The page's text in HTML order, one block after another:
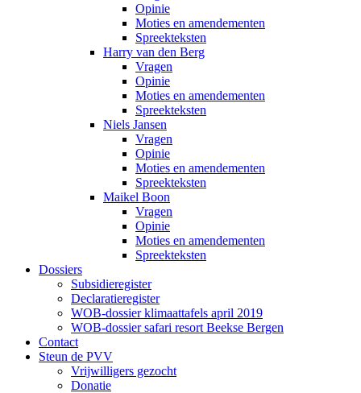
Opinie
Moties en amendementen
Spreekteksten
Harry van den Berg
Vragen
Opinie
Moties en amendementen
Spreekteksten
Niels Jansen
Vragen
Opinie
Moties en amendementen
Spreekteksten
Maikel Boon
Vragen
Opinie
Moties en amendementen
Spreekteksten
Dossiers
Subsidieregister
Declaratieregister
WOB-dossier klimaattafels april 2019
WOB-dossier safari resort Beekse Bergen
Contact
Steun de PVV
Vrijwilligers gezocht
Donatie